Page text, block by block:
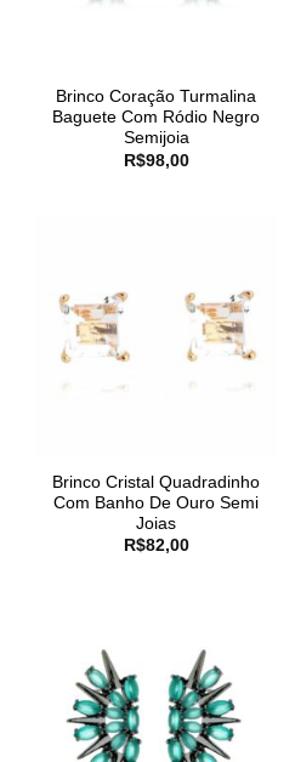
Brinco Coração Turmalina
Baguete Com Ródio Negro
Semijoia
R$98,00
Brinco Cristal Quadradinho
Com Banho De Ouro Semi
Joias
R$82,00